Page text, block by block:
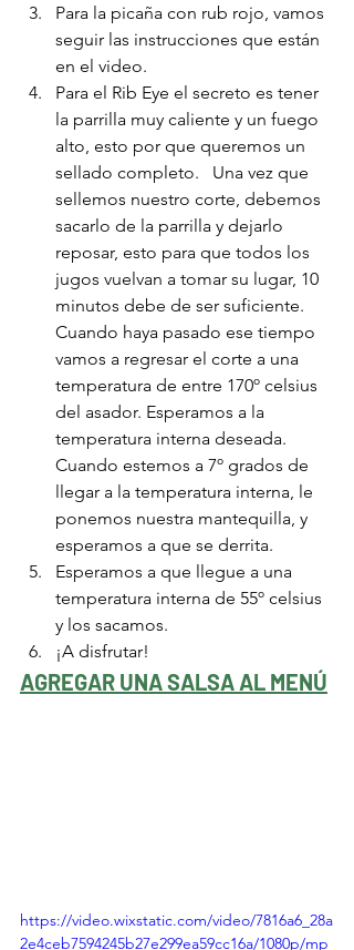
Para la picaña con rub rojo, vamos
seguir las instrucciones que están
en el video.
Para el Rib Eye el secreto es tener
la parrilla muy caliente y un fuego
alto, esto por que queremos un
sellado completo.   Una vez que
sellemos nuestro corte, debemos
sacarlo de la parrilla y dejarlo
reposar, esto para que todos los
jugos vuelvan a tomar su lugar, 10
minutos debe de ser suficiente.
Cuando haya pasado ese tiempo
vamos a regresar el corte a una
temperatura de entre 170º celsius
del asador. Esperamos a la
temperatura interna deseada.
Cuando estemos a 7º grados de
llegar a la temperatura interna, le
ponemos nuestra mantequilla, y
esperamos a que se derrita.
Esperamos a que llegue a una
temperatura interna de 55º celsius
y los sacamos.
¡A disfrutar!
AGREGAR UNA SALSA AL MENÚ
https://video.wixstatic.com/video/7816a6_28a
2e4ceb7594245b27e299ea59cc16a/1080p/mp